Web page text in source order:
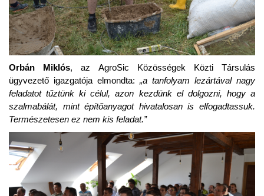
Orbán Miklós, az AgroSic Közösségek Közti Társulás
ügyvezető igazgatója elmondta: „a tanfolyam lezártával nagy
feladatot tűztünk ki célul, azon kezdünk el dolgozni, hogy a
szalmabálát, mint építőanyagot hivatalosan is elfogadtassuk.
Természetesen ez nem kis feladat.”